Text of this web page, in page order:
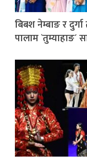
बिबश नेम्बाङ र
पालाम `तुम्याहाङ´